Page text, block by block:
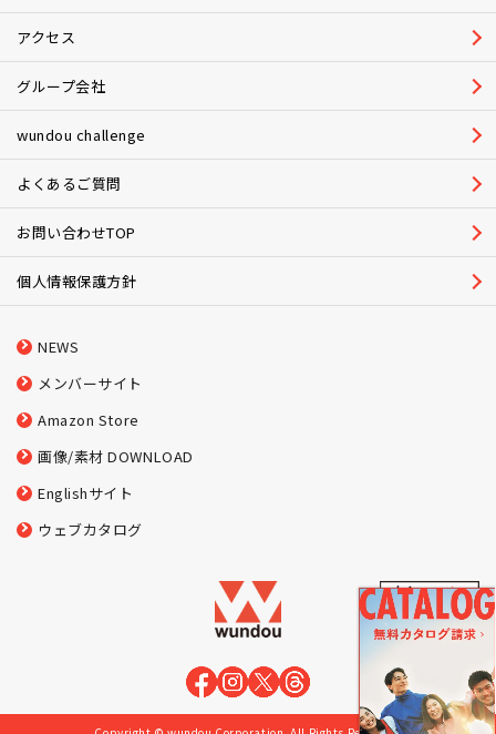
アクセス
グループ会社
wundou challenge
よくあるご質問
お問い合わせTOP
個人情報保護方針
NEWS
メンバーサイト
Amazon Store
画像/素材 DOWNLOAD
Englishサイト
ウェブカタログ